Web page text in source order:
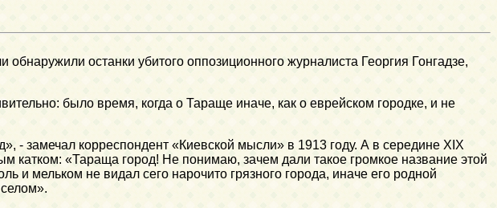
останки убитого оппозиционного журналиста Георгия Гонгадзе,
было время, когда о Тараще иначе, как о еврейском городке, и не
- замечал корреспондент «Киевской мысли» в 1913 году. А в середине XIX
катком: «Тараща город! Не понимаю, зачем дали такое громкое название этой
и мельком не видал сего нарочито грязного города, иначе его родной